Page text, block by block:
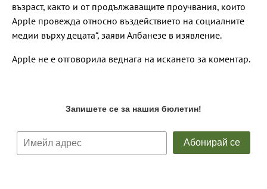
възраст, както и от продължаващите проучвания, които
Apple провежда относно въздействието на социалните
медии върху децата“, заяви Албанезе в изявление.
Apple не е отговорила веднага на искането за коментар.